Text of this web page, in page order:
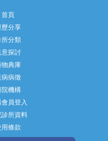
首頁
歷分享
所分類
意探討
物典庫
病病徵
院機構
員登入
診所資料
用條款